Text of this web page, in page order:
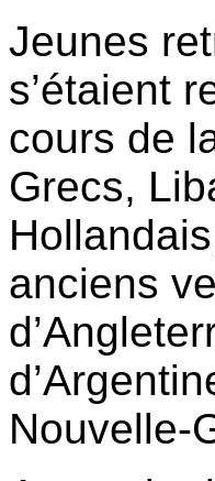
Jeunes
s’étaient
cours de
Grecs,
anciens
Nouvelle-